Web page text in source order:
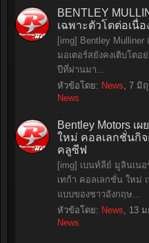
BENTLEY
เฉพาะตัวโตต่อเนื่
[img] Bentley
มอเตอร์สยังคงเติบโตอ
ปีที่ผ่านมา...
หัวข้อโดย: News, 7 มิ
News
Bentley Motors เ
ใหม่ คอลเลกชั่นกิ
คลูซีฟ
[img] เบนท์ลีย์ มูลินเน
เทก้า คอลเลกชั่น ใหม่
แบบของชาวอังกฤษ...
หัวข้อโดย: News, 13
News